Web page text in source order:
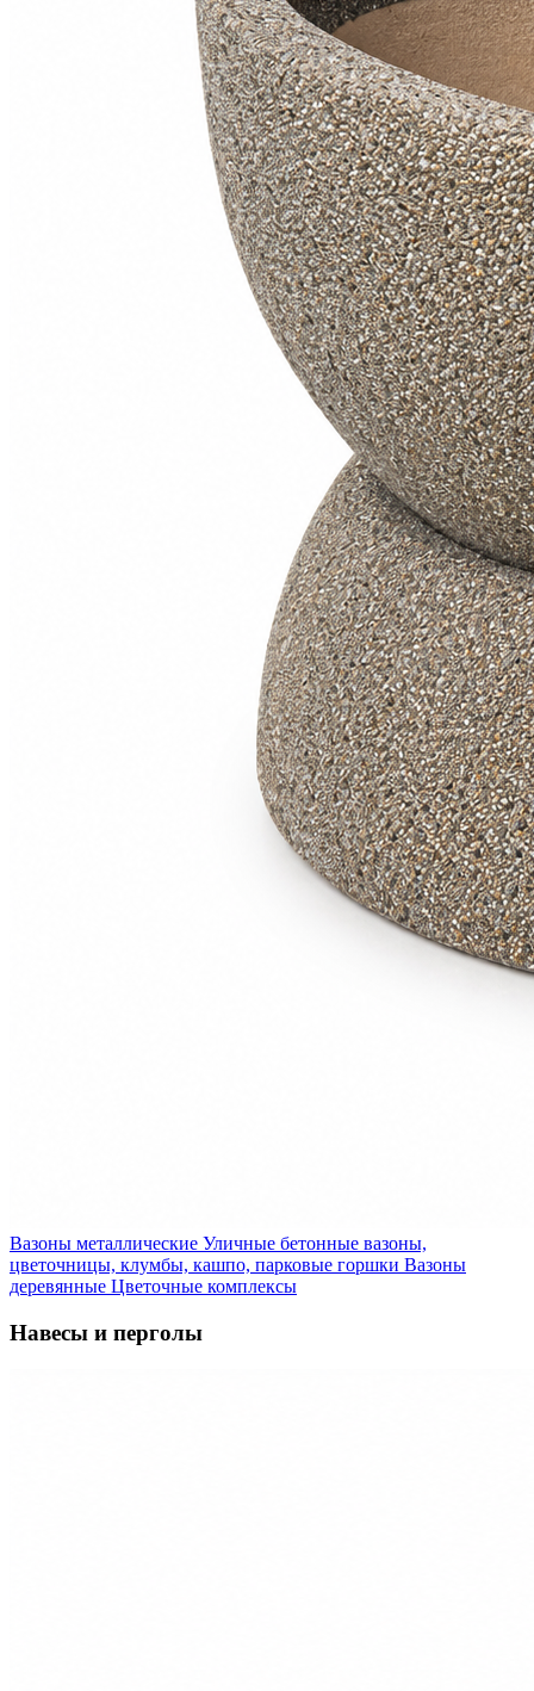
Вазоны металлические Уличные бетонные вазоны,
цветочницы, клумбы, кашпо, парковые горшки Вазоны
деревянные Цветочные комплексы
Навесы и перголы